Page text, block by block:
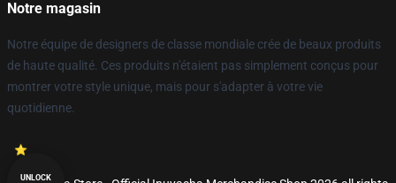
Notre magasin
Notre équipe de designers de classe mondiale crée de beaux produits
de haute qualité. Ces produits n'étaient pas simplement conçus pour
montrer votre style unique, mais pour s'adapter à votre vie
quotidienne.
UNLOCK